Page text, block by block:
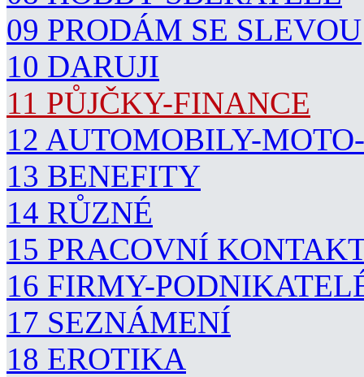
09 PRODÁM SE SLEVOU
10 DARUJI
11 PŮJČKY-FINANCE
12 AUTOMOBILY-
13 BENEFITY
14 RŮZNÉ
15 PRACOVNÍ
16 FIRMY-
17 SEZNÁMENÍ
18 EROTIKA